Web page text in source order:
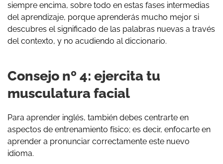
siempre encima, sobre todo en estas fases intermedias
del aprendizaje, porque aprenderás mucho mejor si
descubres el significado de las palabras nuevas a través
del contexto, y no acudiendo al diccionario.
Consejo nº 4: ejercita tu
musculatura facial
Para aprender inglés, también debes centrarte en
aspectos de entrenamiento físico; es decir, enfocarte en
aprender a pronunciar correctamente este nuevo
idioma.